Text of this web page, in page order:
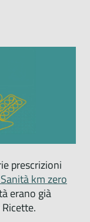
prescrizioni
km zero
erano già